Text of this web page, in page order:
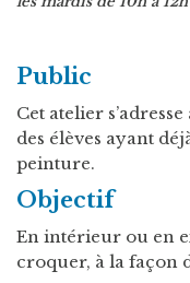
Public
Cet atelier
des élèves ayant
peinture.
Objectif
En intérieur ou en
croquer, à la façon